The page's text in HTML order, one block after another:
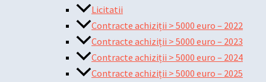
Licitatii
Contracte achiziții > 5000 euro – 2022
Contracte achiziții > 5000 euro – 2023
Contracte achiziții > 5000 euro – 2024
Contracte achiziții > 5000 euro – 2025